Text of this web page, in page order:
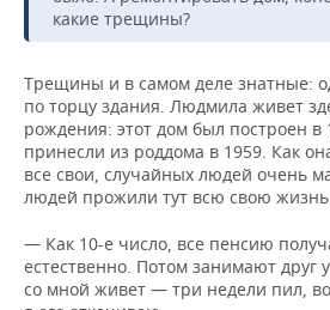
какие трещины?
Трещины и в самом деле знатные:
по торцу здания. Людмила живет
рождения: этот дом был построен в
принесли из роддома в 1959. Как
все свои, случайных людей очень
людей прожили тут всю свою
— Как 10-е число, все пенсию
естественно. Потом занимают друг
со мной живет — три недели пил,